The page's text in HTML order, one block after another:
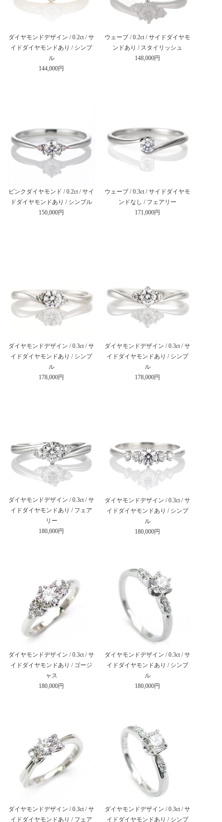
ウェーブ / 0.2ct / サイドダイヤモ
ンドあり / スタイリッシュ
148,000円
ウェーブ / 0.3ct / サイドダイヤモ
ンドなし / フェアリー
171,000円
ダイヤモンドデザイン / 0.2ct / サ
イドダイヤモンドあり / シンプ
ル
144,000円
ダイヤモンドデザイン / 0.3ct / サ
イドダイヤモンドあり / シンプ
ル
178,000円
ダイヤモンドデザイン / 0.3ct / サ
イドダイヤモンドあり / シンプ
ル
178,000円
ダイヤモンドデザイン / 0.3ct / サ
イドダイヤモンドあり / フェア
リー
180,000円
ダイヤモンドデザイン / 0.3ct / サ
イドダイヤモンドあり / シンプ
ル
180,000円
ダイヤモンドデザイン / 0.3ct / サ
イドダイヤモンドあり / ゴージ
ャス
180,000円
ダイヤモンドデザイン / 0.3ct / サ
イドダイヤモンドあり / シンプ
ル
180,000円
ダイヤモンドデザイン / 0.3ct / サ
イドダイヤモンドあり / フェア
ダイヤモンドデザイン / 0.3ct / サ
イドダイヤモンドあり / シンプ
ピンクダイヤモンド / 0.2ct / サイ
ドダイヤモンドあり / シンプル
150,000円